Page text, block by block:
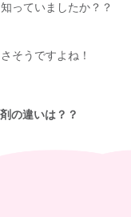
っていましたか？？
そうですよね！
の違いは？？